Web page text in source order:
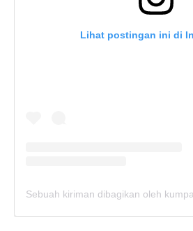
Lihat postingan ini di